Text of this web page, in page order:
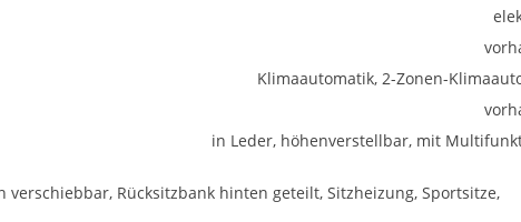
Klimaautomatik, 2-Zonen-
in Leder, höhenverstellbar, mit
Rücksitzbank hinten geteilt, Sitzheizung, Sportsitze,